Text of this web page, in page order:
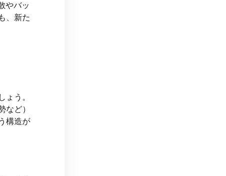
やバッ
、新た
う。
ど）
構造が